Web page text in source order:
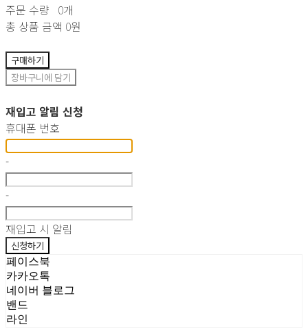
주문 수량 0개
총 상품 금액 0원
구매하기
장바구니에 담기
재입고 알림 신청
휴대폰 번호
-
-
재입고 시 알림
신청하기
페이스북
카카오톡
네이버 블로그
밴드
라인